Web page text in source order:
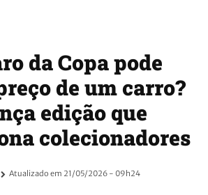
da Copa pode
de um carro?
edição que
colecionadores
Atualizado em 21/05/2026 - 09h24